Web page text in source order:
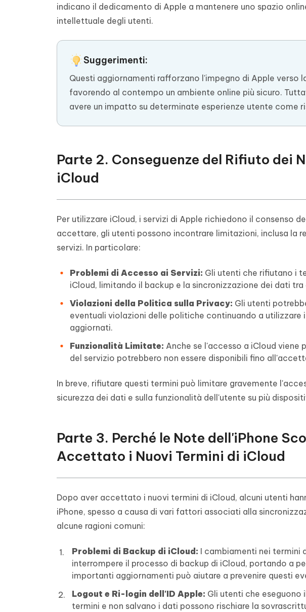
indicano il dedicamento di Apple a mantenere uno spazio
intellettuale degli utenti.
Suggerimenti:
Questi aggiornamenti rafforzano l'impegno di Apple verso
favorendo al contempo un ambiente online più sicuro.
avere un impatto su determinate esperienze utente come
Parte 2. Conseguenze del Rifiuto dei
iCloud
Per utilizzare iCloud, i servizi di Apple richiedono il consenso
accettare, gli utenti possono incontrare limitazioni, inclusa la
servizi. In particolare:
Problemi di Accesso ai Servizi: Gli utenti che rifiutano i
iCloud, limitando il backup e la sincronizzazione dei dati
Violazioni della Politica sulla Privacy: Gli utenti
eventuali violazioni delle politiche continuando a
aggiornati.
Funzionalità Limitate: Anche se l'accesso a iCloud
del servizio potrebbero non essere disponibili fino
In breve, rifiutare questi termini può limitare gravemente
sicurezza dei dati e sulla funzionalità dell'utente su più
Parte 3. Perché le Note dell'iPhone
Accettato i Nuovi Termini di iCloud
Dopo aver accettato i nuovi termini di iCloud, alcuni utenti
iPhone, spesso a causa di vari fattori associati alla
alcune ragioni comuni:
Problemi di Backup di iCloud: I cambiamenti nei termini
interrompere il processo di backup di iCloud, portando a
importanti aggiornamenti può aiutare a prevenire questi
Logout e Ri-login dell'ID Apple: Gli utenti che eseguono
termini e non salvano i dati possono rischiare la